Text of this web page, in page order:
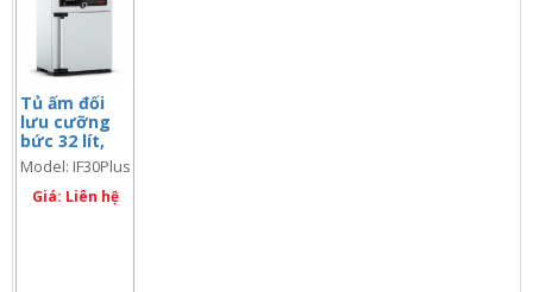
Tủ ấm đối
lưu cưỡng
bức 32 lít,
màn hình đôi
Model: IF30Plus
Giá: Liên hệ